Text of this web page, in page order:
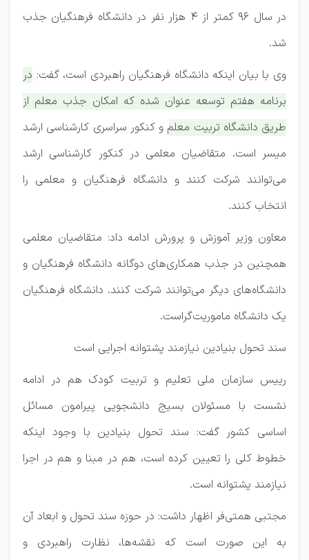
در سال ۹۶ کمتر از ۴ هزار نفر در دانشگاه فرهنگیان جذب
شد.
وی با بیان اینکه دانشگاه فرهنگیان راهبردی است، گفت: در
برنامه هفتم توسعه عنوان شده که امکان جذب معلم از
طریق دانشگاه تربیت معلم و کنکور سراسری کارشناسی ارشد
میسر است. متقاضیان معلمی در کنکور کارشناسی ارشد
می‌توانند شرکت کنند و دانشگاه فرهنگیان و معلمی را
انتخاب کنند.
معاون وزیر آموزش و پرورش ادامه داد: متقاضیان معلمی
همچنین در جذب همکاری‌های دوگانه دانشگاه فرهنگیان و
دانشگاه‌های دیگر می‌توانند شرکت کنند. دانشگاه فرهنگیان
یک دانشگاه ماموریت‌گراست.
سند تحول بنیادین نیازمند پشتوانه اجرایی است
رییس سازمان ملی تعلیم و تربیت کودک هم در ادامه
نشست با مسئولان بسیج دانشجویی پیرامون مسائل
اساسی کشور گفت: سند تحول بنیادین با وجود اینکه
خطوط کلی را تعیین کرده است، هم در مبنا و هم در اجرا
نیازمند پشتوانه است.
مجتبی همتی‌فر اظهار داشت: در حوزه سند تحول و ابعاد آن
به این صورت است که نقشه‌ها، نظارت راهبردی و